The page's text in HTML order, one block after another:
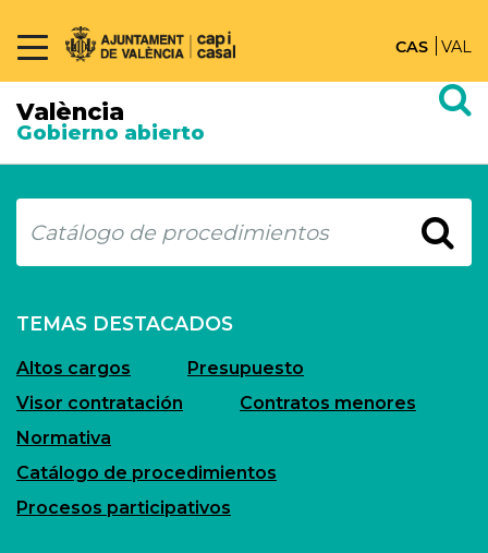
CAS VAL
València
Gobierno abierto
TEMAS DESTACADOS
Altos cargos
Presupuesto
Visor contratación
Contratos menores
Normativa
Catálogo de procedimientos
Procesos participativos